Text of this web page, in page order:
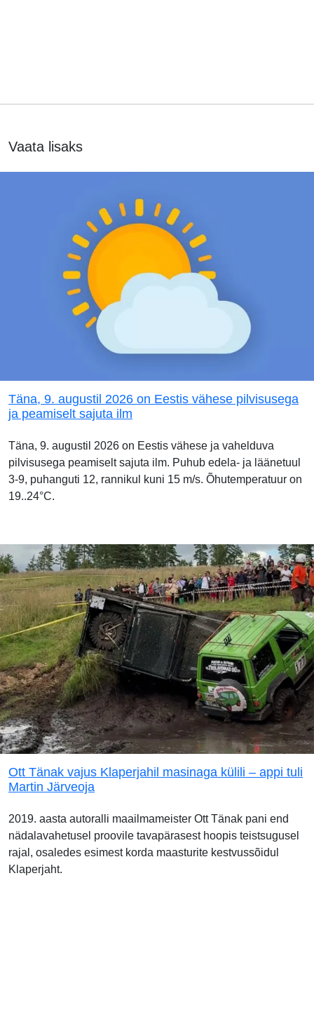
Vaata lisaks
Täna, 9. augustil 2026 on Eestis vähese pilvisusega
ja peamiselt sajuta ilm
Täna, 9. augustil 2026 on Eestis vähese ja vahelduva
pilvisusega peamiselt sajuta ilm. Puhub edela- ja läänetuul
3-9, puhanguti 12, rannikul kuni 15 m/s. Õhutemperatuur on
19..24°C.
Ott Tänak vajus Klaperjahil masinaga külili – appi tuli
Martin Järveoja
2019. aasta autoralli maailmameister Ott Tänak pani end
nädalavahetusel proovile tavapärasest hoopis teistsugusel
rajal, osaledes esimest korda maasturite kestvussõidul
Klaperjaht.